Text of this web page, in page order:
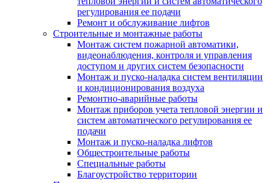
регулирования ее подачи
Ремонт и обслуживание лифтов
Строительные и монтажные работы
Монтаж систем пожарной автоматики,
видеонаблюдения, контроля и управления
доступом и других систем безопасности
Монтаж и пуско-наладка систем вентиляции
и кондиционирования воздуха
Ремонтно-аварийные работы
Монтаж приборов учета тепловой энергии и
систем автоматического регулирования ее
подачи
Монтаж и пуско-наладка лифтов
Общестроительные работы
Специальные работы
Благоустройство территории